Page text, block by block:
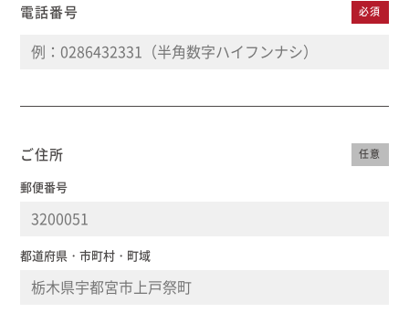
電話番号 必須
ご住所 任意
郵便番号
都道府県・市町村・町域